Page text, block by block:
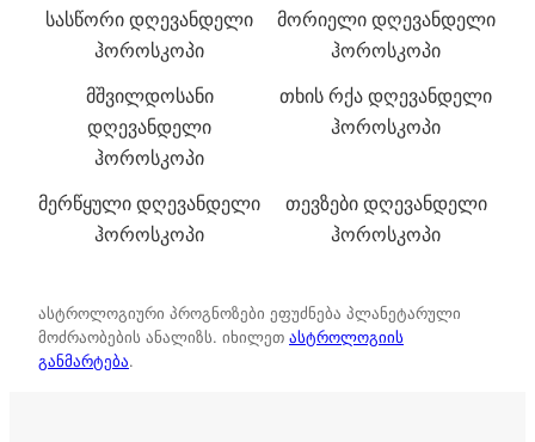
სასწორი დღევანდელი
ჰოროსკოპი
მორიელი დღევანდელი
ჰოროსკოპი
მშვილდოსანი
დღევანდელი
ჰოროსკოპი
თხის რქა დღევანდელი
ჰოროსკოპი
მერწყული დღევანდელი
ჰოროსკოპი
თევზები დღევანდელი
ჰოროსკოპი
ასტროლოგიური პროგნოზები ეფუძნება პლანეტარული
მოძრაობების ანალიზს. იხილეთ ასტროლოგიის
განმარტება.